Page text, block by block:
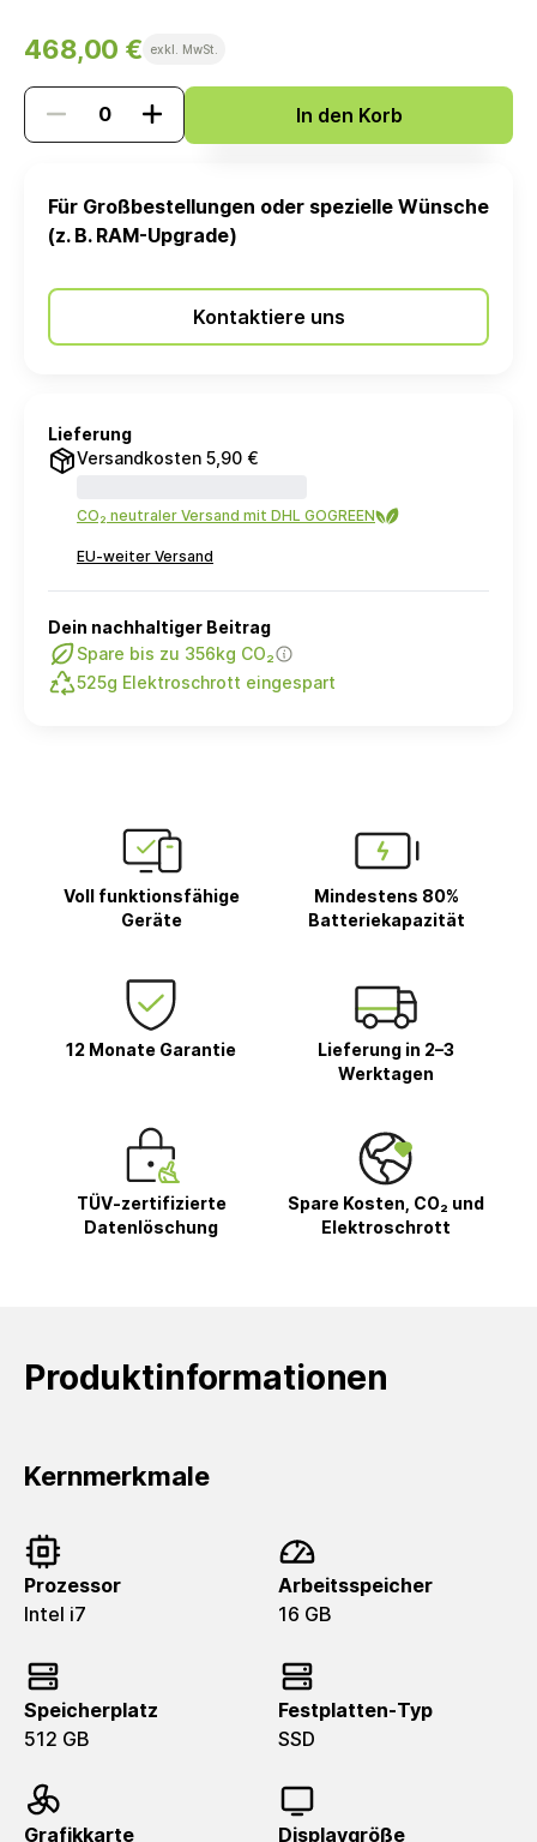
468,00 € exkl. MwSt.
In den Korb
Für Großbestellungen oder spezielle Wünsche
(z. B. RAM-Upgrade)
Kontaktiere uns
Lieferung
Versandkosten 5,90 €
CO₂ neutraler Versand mit DHL GOGREEN
EU-weiter Versand
Dein nachhaltiger Beitrag
Spare bis zu 356kg CO₂
525g Elektroschrott eingespart
Voll funktionsfähige
Geräte
Mindestens 80%
Batteriekapazität
12 Monate Garantie
Lieferung in 2–3
Werktagen
TÜV-zertifizierte
Datenlöschung
Spare Kosten, CO₂ und
Elektroschrott
Produktinformationen
Kernmerkmale
Prozessor
Intel i7
Arbeitsspeicher
16 GB
Speicherplatz
512 GB
Festplatten-Typ
SSD
Grafikkarte Displaygröße